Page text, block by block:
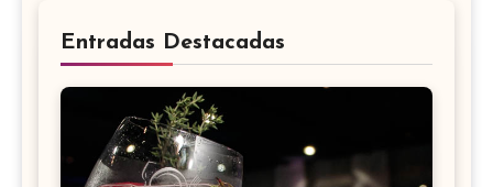
Entradas Destacadas